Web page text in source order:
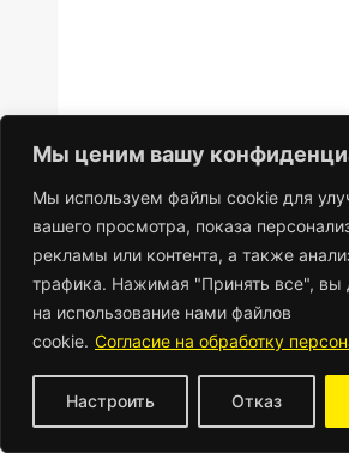
Мы ценим вашу
Мы используем файлы cookie для
вашего просмотра, показа
рекламы или контента, а также
трафика. Нажимая "Принять все", вы
на использование нами файлов
cookie. Согласие на обработку
Настроить Отказ